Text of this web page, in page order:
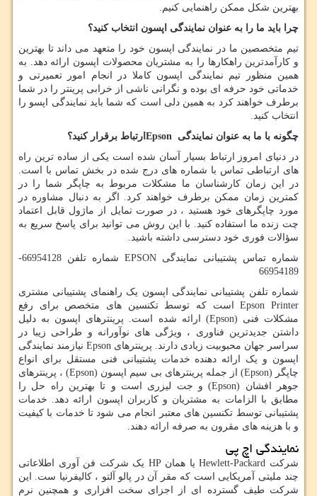
بهترین شکل ممکن راهنمایی کنیم.
چرا باید ما را به عنوان نمایندگی اپسون انتخاب کنید؟
تیم متخصصین ما در نمایندگی اپسون خود را متعهد می داند تا بهترین
و کارآمدترین راهکارها را به مشتریان محصولات اپسون ارائه دهد. به
همین منظور تیم نمایندگی اپسون کاملا در انجام امور تعمیرتی و
خدماتی خود حرفه ای بوده و نگرانی ناشی از خرابی پرینتر را در شما
برطرف خواهند کرد به همین دلی است که شما باید نمایندگی اپسو را
انتخاب کنید.
چگونه با ما به عنوان نمایندگی Epson ارتباط برقرار کنید؟
در دنیای امروز ارتباط بسیار آسان شده است یکی از ساده ترین راه
های ارتباطی تماس با شماره های درج شده در بخش تماس با است.
در این زمان کارشناسان ما مشکلات مربوط به چاپگر شما را در
کمترین زمان ممکن برطرف خواهند کرد. اگر به دنبال مشاوره در
مورد چاپگرهای خود هستید ، در صورت تمایل از ماژول قابل اعتماد
چت زنده ما استفاده کنید. با این روش می توانید برای پاسخ سریع به
سؤالات فوری خود دسترسی داشته باشید.
شماره تماس پشتیبانی نمایندگی EPSON
شماره تلفن 66954128-
66954189
شماره تلفن پشتیبانی نمایندگی اپسون یک راهنمای پشتیبانی مشتری
Epson Printerاست که توسط تکنسین های متخصص برای رفع
مشکلات فنی (Epson) ارائه شده است. پرینترهای اپسون به دلیل
داشتن جدیدترین فناوری ، ویژگی های نوآورانه و طراحی زیبا در
سراسر جهان محبوبیت زیادی دارند. پرینترهای Epson نیازمند نمایندگی
اپسون و یک ارائه دهنده خدمات پشتیبانی فنی مستقل برای انواع
چاپگر (Epson) از جمله پرینترهای بی سیم اپسون (Epson) ، پرینترهای
جوهر افشان (Epson) و جت لیزری است و تا بهترین راه حل را
مطابق با الزامات به مشتریان و کاربران اپسون ارائه دهد. خدمات
پشتیبانی توسط تکنسین های معتبر انجام می شود تا خدمات با کیفیت
و با هزینه های مقرون به صرفه ارائه دهند.
نمایندگی اچ پی
شرکت Hewlett-Packardیا همانHP یک شرکت فن آوری اطلاعاتی
چند ملیتی آمریکایی است که مقر آن در پالو آلتو ، کالیفرنیا ست. این
شرکت طیف گسترده ای از اجزای سخت افزاری و همچنین نرم